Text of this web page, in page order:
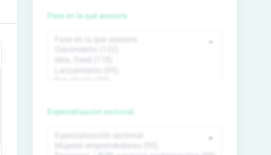
Fase en la que asesora
Especialización sectorial